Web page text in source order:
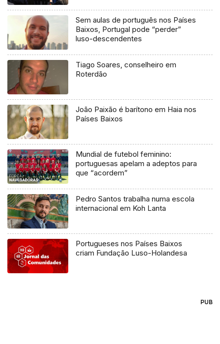
Sem aulas de português nos Países
Baixos, Portugal pode “perder”
luso-descendentes
Tiago Soares, conselheiro em
Roterdão
João Paixão é barítono em Haia nos
Países Baixos
Mundial de futebol feminino:
portuguesas apelam a adeptos para
que “acordem”
Pedro Santos trabalha numa escola
internacional em Koh Lanta
Portugueses nos Países Baixos
criam Fundação Luso-Holandesa
PUB